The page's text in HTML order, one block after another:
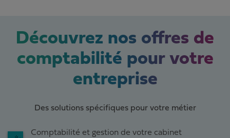
Découvrez nos offres de
comptabilité pour votre
entreprise
Des solutions spécifiques pour votre métier
Comptabilité et gestion de votre cabinet